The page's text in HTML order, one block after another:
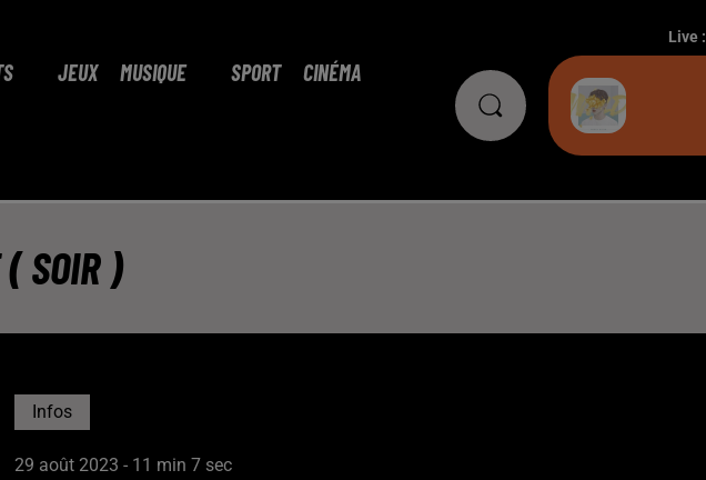
JEUX MUSIQUE SPORT CINÉMA
Live :
SOIR )
Infos
29 août 2023 - 11 min 7 sec